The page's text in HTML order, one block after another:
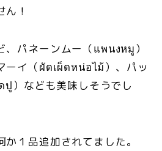
！
、パネーンムー（แพนงหมู）
ーイ（ผัดเผ็ดหน่อไม้）、パッ
ปู）なども美味しそうでし
１品追加されてました。